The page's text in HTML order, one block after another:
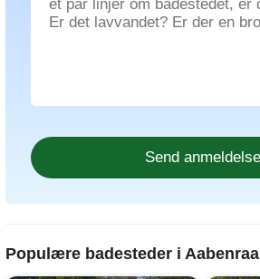
Populære badesteder i Aabenraa